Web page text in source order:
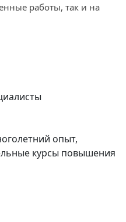
работы, так и на
опыт,
курсы повышения